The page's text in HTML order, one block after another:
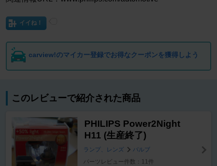
イイね！
carview!のマイカー登録でお得なクーポンを獲得しよう
このレビューで紹介された商品
PHILIPS Power2Night
H11 (生産終了)
ランプ、レンズ
バルブ
パーツレビュー件数：11件